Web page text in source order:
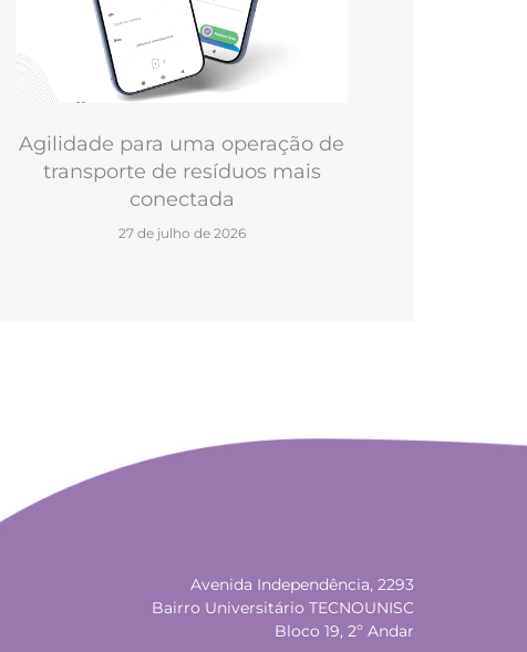
Agilidade para uma operação de
transporte de resíduos mais
conectada
27 de julho de 2026
Avenida Independência, 2293
Bairro Universitário TECNOUNISC
Bloco 19, 2º Andar